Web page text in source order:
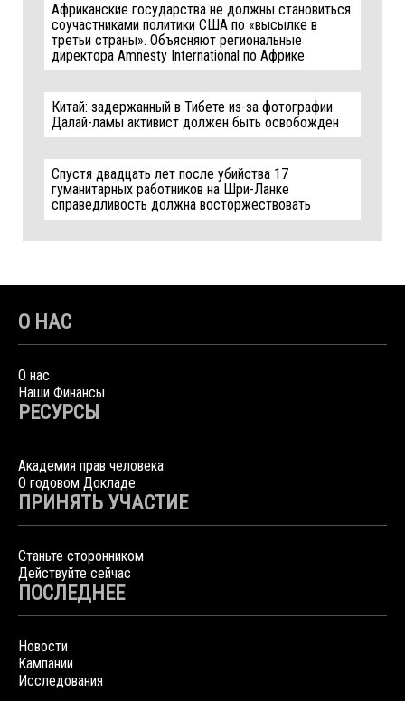
Африканские государства не должны становиться
соучастниками политики США по «высылке в
третьи страны». Объясняют региональные
директора Amnesty International по Африке
Китай: задержанный в Тибете из-за фотографии
Далай-ламы активист должен быть освобождён
Спустя двадцать лет после убийства 17
гуманитарных работников на Шри-Ланке
справедливость должна восторжествовать
О НАС
О нас
Наши Финансы
РЕСУРСЫ
Академия прав человека
О годовом Докладе
ПРИНЯТЬ УЧАСТИЕ
Станьте сторонником
Действуйте сейчас
ПОСЛЕДНЕЕ
Новости
Кампании
Исследования